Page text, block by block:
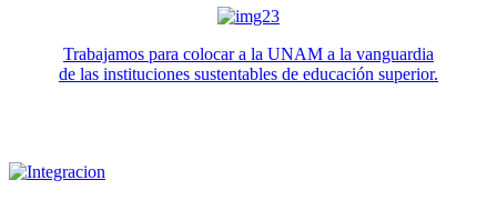
Trabajamos para colocar a la UNAM a la vanguardia
de las instituciones sustentables de educación superior.